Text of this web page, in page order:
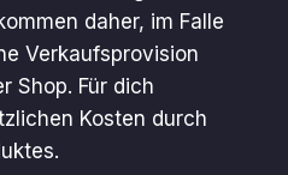
daher, im Falle
Verkaufsprovision
Shop. Für dich
Kosten durch